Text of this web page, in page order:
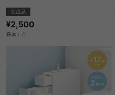
完成品
¥2,500
在庫：△